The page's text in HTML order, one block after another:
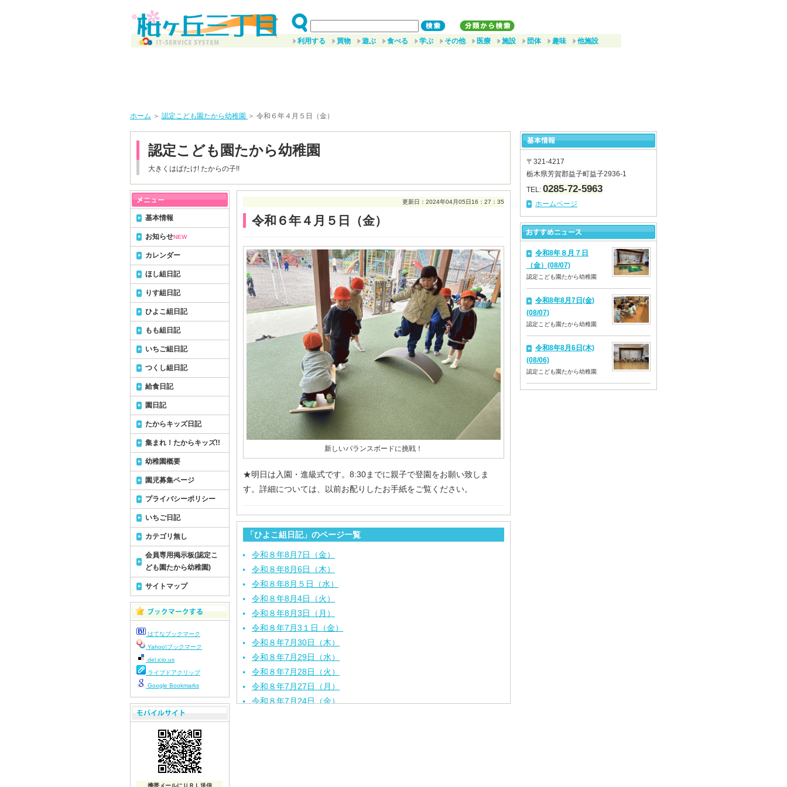
利用する 買物 遊ぶ 食べる 学ぶ その他 医療 施設 団体 趣味 他施設
ホーム ＞ 認定こども園たから幼稚園 ＞ 令和６年４月５日（金）
認定こども園たから幼稚園
大きくはばたけ! たからの子!!
更新日：2024年04月05日16：27：35
令和６年４月５日（金）
新しいバランスボードに挑戦！
★明日は入園・進級式です。8:30までに親子で登園をお願い致しま
す。詳細については、以前お配りしたお手紙をご覧ください。
「ひよこ組日記」のページ一覧
令和８年8月7日（金）
令和８年8月6日（木）
令和８年8月５日（水）
令和８年8月4日（火）
令和８年8月3日（月）
令和８年7月3１日（金）
令和８年7月30日（木）
令和８年7月29日（水）
令和８年7月28日（火）
令和８年7月27日（月）
令和８年7月24日（金）
基本情報
お知らせNEW
カレンダー
ほし組日記
りす組日記
ひよこ組日記
もも組日記
いちご組日記
つくし組日記
給食日記
園日記
たからキッズ日記
集まれ！たからキッズ!!
幼稚園概要
園児募集ページ
プライバシーポリシー
いちご日記
カテゴリ無し
会員専用掲示板(認定こ
ども園たから幼稚園)
サイトマップ
はてなブックマーク
Yahoo!ブックマーク
del.icio.us
ライブドアクリップ
Google Bookmarks
携帯メールにＵＲＬ送信
〒321-4217
栃木県芳賀郡益子町益子2936-1
TEL: 0285-72-5963
ホームページ
令和8年８月７日
（金）(08/07)
認定こども園たから幼稚園
令和8年8月7日(金)
(08/07)
認定こども園たから幼稚園
令和8年8月6日(木)
(08/06)
認定こども園たから幼稚園